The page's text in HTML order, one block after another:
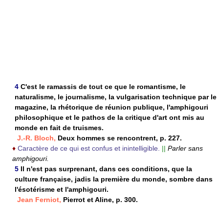
4 C'est le ramassis de tout ce que le romantisme, le
naturalisme, le journalisme, la vulgarisation technique par le
magazine, la rhétorique de réunion publique, l'amphigouri
philosophique et le pathos de la critique d'art ont mis au
monde en fait de truismes.
J.-R. Bloch, Deux hommes se rencontrent, p. 227.
♦ Caractère de ce qui est confus et inintelligible. || Parler sans
amphigouri.
5 Il n'est pas surprenant, dans ces conditions, que la
culture française, jadis la première du monde, sombre dans
l'ésotérisme et l'amphigouri.
Jean Ferniot, Pierrot et Aline, p. 300.